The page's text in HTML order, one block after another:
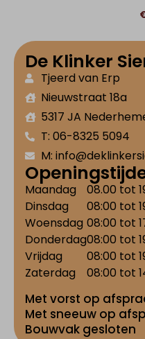
De Klinker
Tjeerd van Erp
Nieuwstraat 18a
5317 JA
T: 06-8325 5094
M:
Maandag
Dinsdag
Woensdag
Donderdag
Vrijdag
Zaterdag
08.00 tot
08:00 tot
08:00 tot
08:00 tot
08:00 tot
08:00 tot
Met vorst op
Met sneeuw op
Bouwvak gesloten